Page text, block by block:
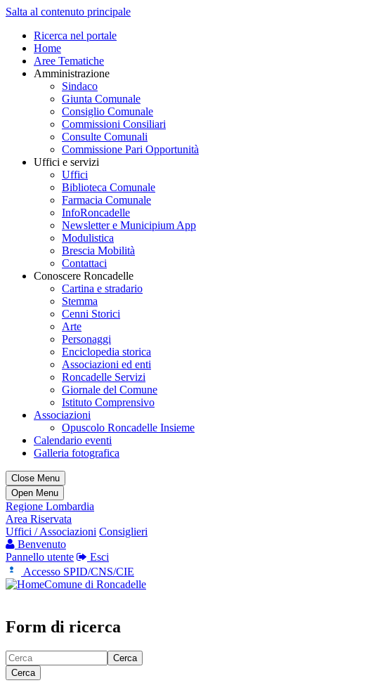
Salta al contenuto principale
Ricerca nel portale
Home
Aree Tematiche
Amministrazione
Sindaco
Giunta Comunale
Consiglio Comunale
Commissioni Consiliari
Consulte Comunali
Commissione Pari Opportunità
Uffici e servizi
Uffici
Biblioteca Comunale
Farmacia Comunale
InfoRoncadelle
Newsletter e Municipium App
Modulistica
Brescia Mobilità
Contattaci
Conoscere Roncadelle
Cartina e stradario
Stemma
Cenni Storici
Arte
Personaggi
Enciclopedia storica
Associazioni ed enti
Roncadelle Servizi
Giornale del Comune
Istituto Comprensivo
Associazioni
Opuscolo Roncadelle Insieme
Calendario eventi
Galleria fotografica
Close Menu
Open Menu
Regione Lombardia
Area Riservata
Uffici / Associazioni Consiglieri
Benvenuto
Pannello utente
Esci
Accesso SPID/CNS/CIE
Comune di Roncadelle
Form di ricerca
Cerca
Cerca